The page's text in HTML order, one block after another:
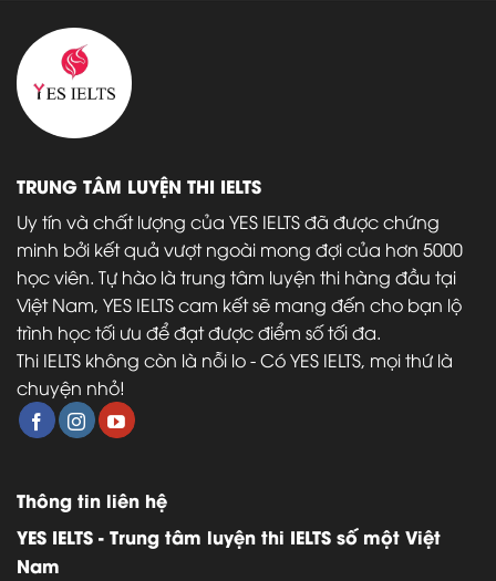
TRUNG TÂM LUYỆN THI IELTS
Uy tín và chất lượng của YES IELTS đã được chứng
minh bởi kết quả vượt ngoài mong đợi của hơn 5000
học viên. Tự hào là trung tâm luyện thi hàng đầu tại
Việt Nam, YES IELTS cam kết sẽ mang đến cho bạn lộ
trình học tối ưu để đạt được điểm số tối đa.
Thi IELTS không còn là nỗi lo - Có YES IELTS, mọi thứ là
chuyện nhỏ!
Thông tin liên hệ
YES IELTS - Trung tâm luyện thi IELTS số một Việt
Nam